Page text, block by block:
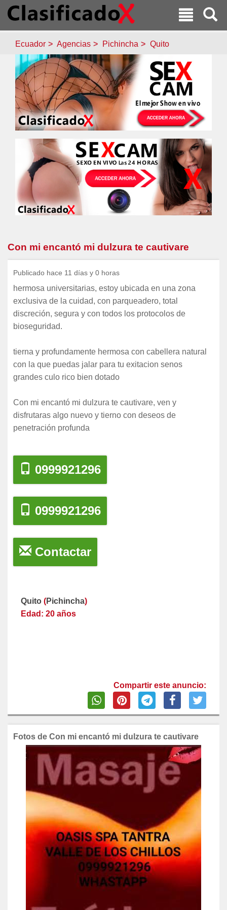
Ecuador Agencias Pichincha Quito
Con mi encantó mi dulzura te cautivare
Publicado hace 11 días y 0 horas
hermosa universitarias, estoy ubicada en una zona
exclusiva de la cuidad, con parqueadero, total
discreción, segura y con todos los protocolos de
bioseguridad.
tierna y profundamente hermosa con cabellera natural
con la que puedas jalar para tu exitacion senos
grandes culo rico bien dotado
Con mi encantó mi dulzura te cautivare, ven y
disfrutaras algo nuevo y tierno con deseos de
penetración profunda
0999921296
0999921296
Contactar
Quito (Pichincha)
Edad: 20 años
Compartir este anuncio:
Fotos de Con mi encantó mi dulzura te cautivare